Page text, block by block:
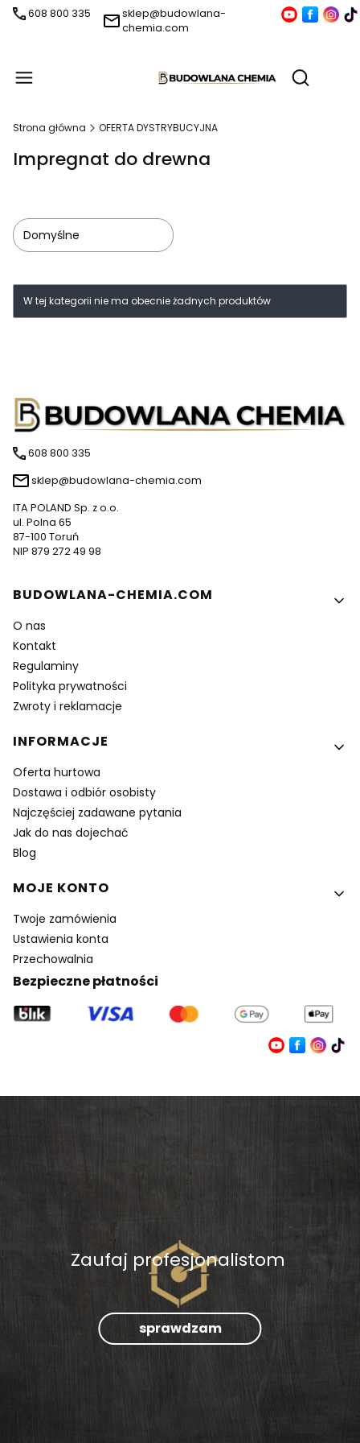
608 800 335
sklep@budowlana-
chemia.com
Otwórz
Strona główna OFERTA DYSTRYBUCYJNA
Impregnat do drewna
Domyślne
Lista produktów
W tej kategorii nie ma obecnie żadnych produktów
608 800 335
sklep@budowlana-chemia.com
ITA POLAND Sp. z o.o.
ul. Polna 65
87-100 Toruń
NIP 879 272 49 98
Linki w stopce
BUDOWLANA-CHEMIA.COM
O nas
Kontakt
Regulaminy
Polityka prywatności
Zwroty i reklamacje
INFORMACJE
Oferta hurtowa
Dostawa i odbiór osobisty
Najczęściej zadawane pytania
Jak do nas dojechać
Blog
MOJE KONTO
Twoje zamówienia
Ustawienia konta
Przechowalnia
Bezpieczne płatności
Zaufaj profesjonalistom
sprawdzam